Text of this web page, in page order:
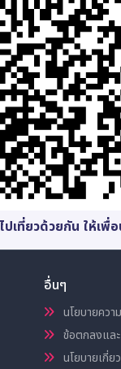
ปเที่ยวด้วยกัน ให้เพื่
อื่นๆ
นโยบายควา
ข้อตกลงและ
นโยบายเกี่ย